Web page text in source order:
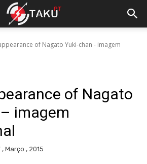
of Nagato Yuki-chan - imagem
of Nagato
imagem
, Março , 2015